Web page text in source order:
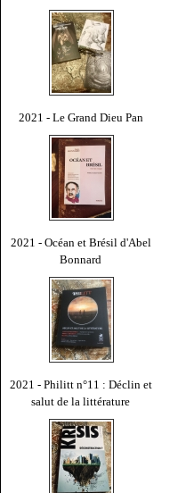
2021 - Le Grand Dieu Pan
2021 - Océan et Brésil d'Abel
Bonnard
2021 - Philitt n°11 : Déclin et
salut de la littérature